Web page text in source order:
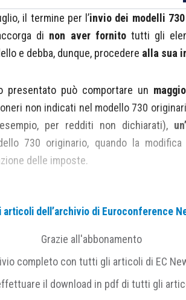
il termine per l’invio dei modelli 730
di non aver fornitotutti gli
e debba, dunque, procedere alla sua
presentato può comportare un
non indicati nel modello 730
per redditi non dichiarati),
730 originario, quando la
delle imposte.
modalità ed i terminidi correzione
comportano un maggior credito, un
due diverse possibilità per rimediare:
articoli dell’archivio di Euroconference
Grazie all'abbonamento
completo con tutti gli articoli di EC
il download in pdf di tutti gli